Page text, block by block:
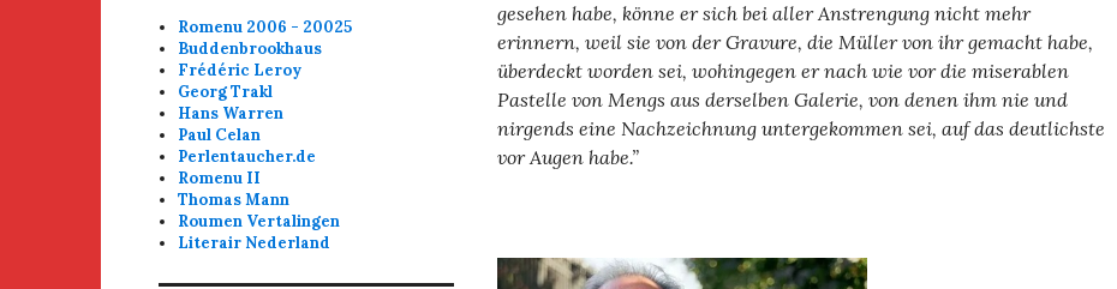
gesehen habe, könne er sich bei aller Anstrengung nicht mehr
erinnern, weil sie von der Gravure, die Müller von ihr gemacht habe,
überdeckt worden sei, wohingegen er nach wie vor die miserablen
Pastelle von Mengs aus derselben Galerie, von denen ihm nie und
nirgends eine Nachzeichnung untergekommen sei, auf das deutlichste
vor Augen habe.”
Romenu 2006 - 20025
Buddenbrookhaus
Frédéric Leroy
Georg Trakl
Hans Warren
Paul Celan
Perlentaucher.de
Romenu II
Thomas Mann
Roumen Vertalingen
Literair Nederland